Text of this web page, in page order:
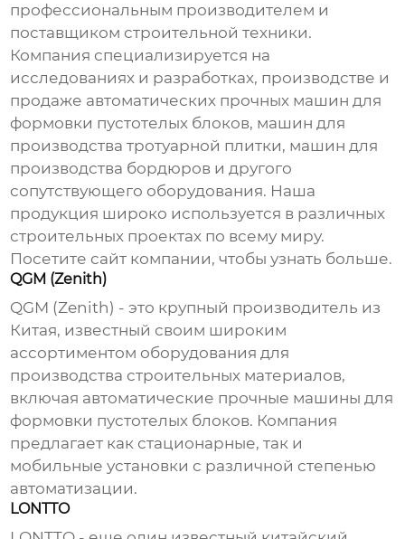
профессиональным производителем и
поставщиком строительной техники.
Компания специализируется на
исследованиях и разработках, производстве и
продаже автоматических прочных машин для
формовки пустотелых блоков, машин для
производства тротуарной плитки, машин для
производства бордюров и другого
сопутствующего оборудования. Наша
продукция широко используется в различных
строительных проектах по всему миру.
Посетите сайт компании, чтобы узнать больше.
QGM (Zenith)
QGM (Zenith) - это крупный производитель из
Китая, известный своим широким
ассортиментом оборудования для
производства строительных материалов,
включая автоматические прочные машины для
формовки пустотелых блоков. Компания
предлагает как стационарные, так и
мобильные установки с различной степенью
автоматизации.
LONTTO